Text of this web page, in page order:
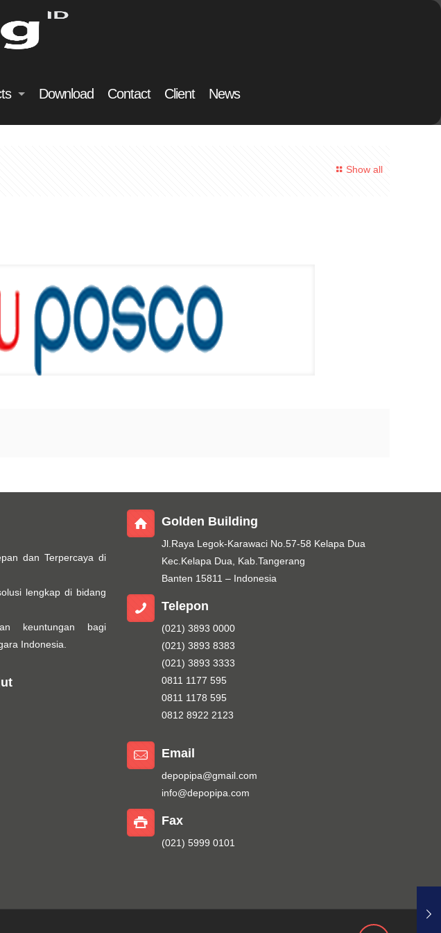
Download Contact Client News
Show all
dan Terpercaya di
lengkap di bidang
keuntungan bagi
Indonesia.
Golden Building
Jl.Raya Legok-Karawaci No.57-58 Kelapa Dua
Kec.Kelapa Dua, Kab.Tangerang
Banten 15811 – Indonesia
Telepon
(021) 3893 0000
(021) 3893 8383
(021) 3893 3333
0811 1177 595
0811 1178 595
0812 8922 2123
Email
depopipa@gmail.com
info@depopipa.com
Fax
(021) 5999 0101